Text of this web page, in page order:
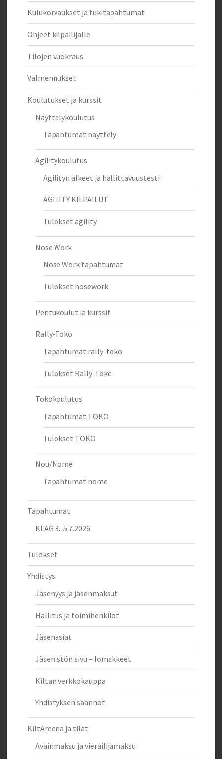
Kulukorvaukset ja tukitapahtumat
Ohjeet kilpailijalle
Tilojen vuokraus
Valmennukset
Koulutukset ja kurssit
Näyttelykoulutus
Tapahtumat näyttely
Agilitykoulutus
Agilityn alkeet ja hallittavuustesti
AGILITY KILPAILUT
Tulokset agility
Nose Work
Nose Work tapahtumat
Tulokset nosework
Pentukoulut ja kurssit
Rally-Toko
Tapahtumat rally-toko
Tulokset Rally-Toko
Tokokoulutus
Tapahtumat TOKO
Tulokset TOKO
Nou/Nome
Tapahtumat nome
Tapahtumat
KLAG 3.-5.7.2026
Tulokset
Yhdistys
Jäsenyys ja jäsenmaksut
Hallitus ja toimihenkilöt
Jäsenasiat
Jäsenistön sivu – lomakkeet
Kiltan verkkokauppa
Yhdistyksen säännöt
KiltAreena ja tilat
Avainmaksu ja vierailijamaksu